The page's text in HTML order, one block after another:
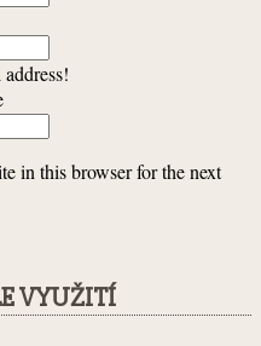
in this browser for the next
VYUŽITÍ